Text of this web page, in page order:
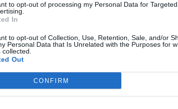
to opt-out of processing my Personal Data for Targeted
In
to opt-out of Collection, Use, Retention, Sale, and/or
Personal Data that Is Unrelated with the Purposes for
collected.
Out
CONFIRM